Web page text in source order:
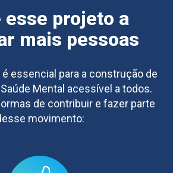
esse projeto a
mais pessoas
essencial para a construção de
Mental acessível a todos.
de contribuir e fazer parte
movimento: